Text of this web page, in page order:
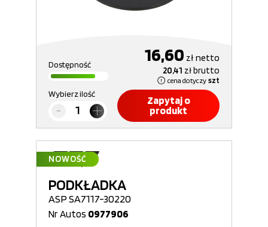
Dostępność 16,60 złnetto
20,41 złbrutto
cena dotyczy szt
Wybierz ilość
Zapytaj o
produkt
NOWOŚĆ
PODKŁADKA
ASP SA7117-30220
Nr Autos 0977906